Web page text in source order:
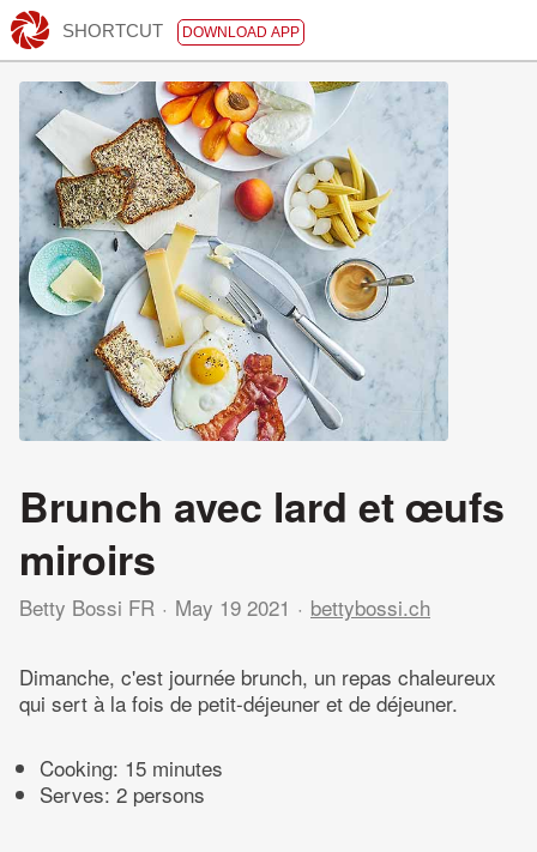
SHORTCUT DOWNLOAD APP
Brunch avec lard et œufs
miroirs
Betty Bossi FR May 19 2021 bettybossi.ch
Dimanche, c'est journée brunch, un repas chaleureux
qui sert à la fois de petit-déjeuner et de déjeuner.
Cooking: 15 minutes
Serves: 2 persons